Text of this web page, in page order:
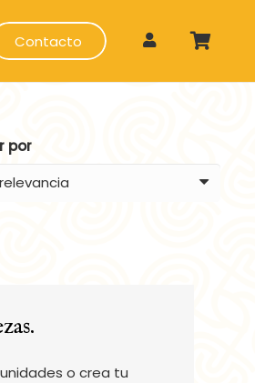
Contacto
por
o crea tu